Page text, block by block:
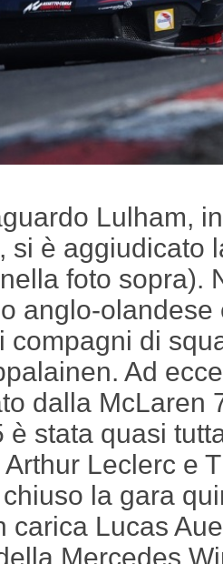
Lulham,
si è aggiudicato
foto sopra).
anglo-
compagni di
Ad
dalla McLaren
è stata quasi
Leclerc e
la gara
carica Lucas
Mercedes